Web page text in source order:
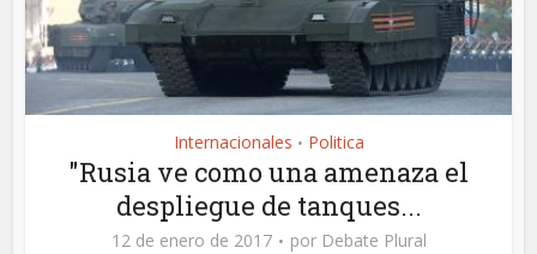
Internacionales • Politica
"Rusia ve como una amenaza el
despliegue de tanques...
12 de enero de 2017 por Debate Plural